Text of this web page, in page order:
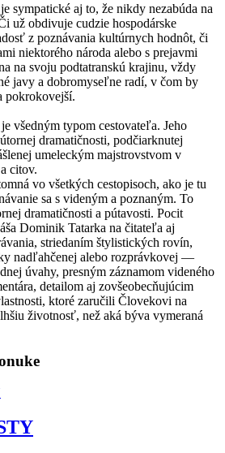
sympatické aj to, že nikdy nezabúda na
už obdivuje cudzie hospodárske
z poznávania kultúrnych hodnôt, či
niektorého národa alebo s prejavmi
na svoju podtatranskú krajinu, vždy
javy a dobromyseľne radí, v čom by
pokrokovejší.
všedným typom cestovateľa. Jeho
dramatičnosti, podčiarknutej
umeleckým majstrovstvom v
citov.
vo všetkých cestopisoch, ako je tu
sa s videným a poznaným. To
dramatičnosti a pútavosti. Pocit
Dominik Tatarka na čitateľa aj
striedaním štylistických rovín,
nadľahčenej alebo rozprávkovej —
úvahy, presným záznamom videného
detailom aj zovšeobecňujúcim
ktoré zaručili Človekovi na
životnosť, než aká býva vymeraná